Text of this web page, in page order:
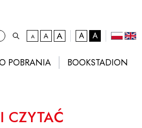
Adomyślna czcionka
Awiększa czcionka
Anajwiększa czcionka
A kontrast domyślny
A polski
POBRANIA
BOOKSTADION
CZYTAĆ